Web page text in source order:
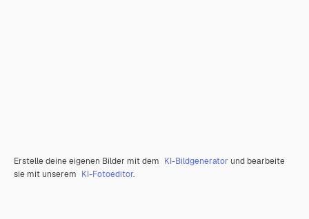
Erstelle deine eigenen Bilder mit dem KI-Bildgenerator und bearbeite
sie mit unserem KI-Fotoeditor.